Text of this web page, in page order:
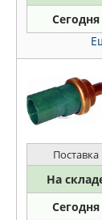
Сегодня
Поставка
На
Сегодня